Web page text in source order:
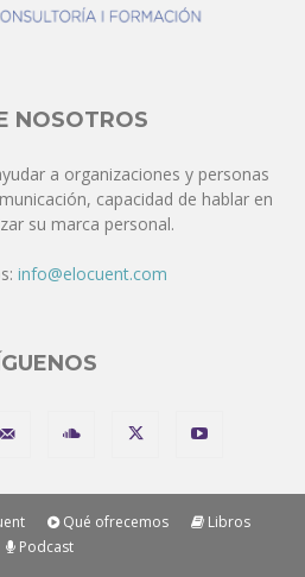
NOSOTROS
a organizaciones y personas
capacidad de hablar en
su marca personal.
info@elocuent.com
Qué ofrecemos
Libros
Podcast